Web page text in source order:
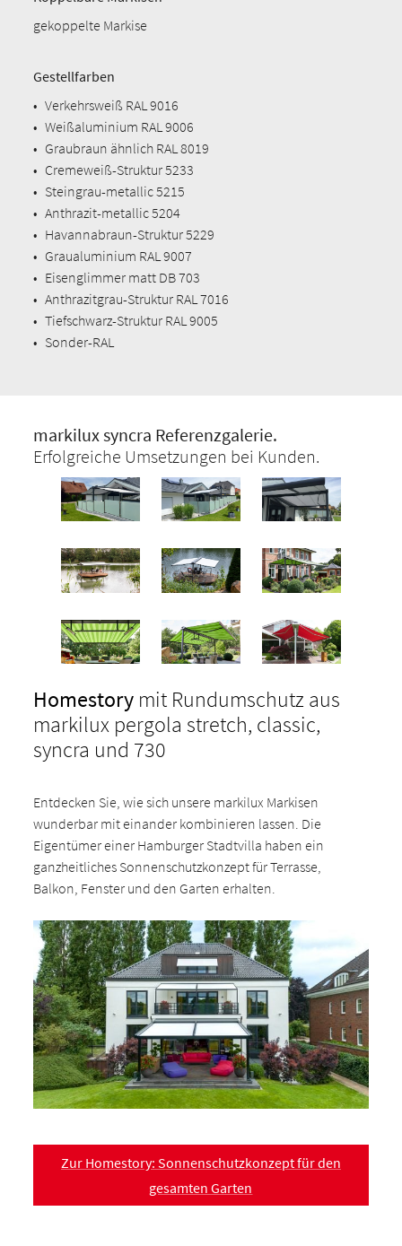
gekoppelte Markise
Gestellfarben
• Verkehrsweiß RAL 9016
• Weißaluminium RAL 9006
• Graubraun ähnlich RAL 8019
• Cremeweiß-Struktur 5233
• Steingrau-metallic 5215
• Anthrazit-metallic 5204
• Havannabraun-Struktur 5229
• Graualuminium RAL 9007
• Eisenglimmer matt DB 703
• Anthrazitgrau-Struktur RAL 7016
• Tiefschwarz-Struktur RAL 9005
• Sonder-RAL
markilux syncra Referenzgalerie.
Erfolgreiche Umsetzungen bei Kunden.
Homestory mit Rundumschutz aus
markilux pergola stretch, classic,
syncra und 730
Entdecken Sie, wie sich unsere markilux Markisen
wunderbar mit einander kombinieren lassen. Die
Eigentümer einer Hamburger Stadtvilla haben ein
ganzheitliches Sonnenschutzkonzept für Terrasse,
Balkon, Fenster und den Garten erhalten.
Zur Homestory: Sonnenschutzkonzept für den
gesamten Garten